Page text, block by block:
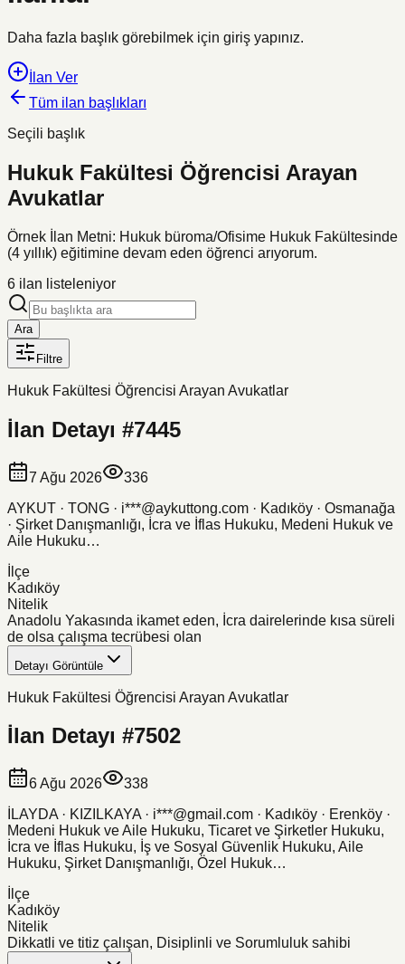
Daha fazla başlık görebilmek için giriş yapınız.
İlan Ver
Tüm ilan başlıkları
Seçili başlık
Hukuk Fakültesi Öğrencisi Arayan
Avukatlar
Örnek İlan Metni: Hukuk büroma/Ofisime Hukuk Fakültesinde
(4 yıllık) eğitimine devam eden öğrenci arıyorum.
6 ilan listeleniyor
Ara
Filtre
Hukuk Fakültesi Öğrencisi Arayan Avukatlar
İlan Detayı #7445
7 Ağu 2026
336
AYKUT · TONG · i***@aykuttong.com · Kadıköy · Osmanağa
· Şirket Danışmanlığı, İcra ve İflas Hukuku, Medeni Hukuk ve
Aile Hukuku…
İlçe
Kadıköy
Nitelik
Anadolu Yakasında ikamet eden, İcra dairelerinde kısa süreli
de olsa çalışma tecrübesi olan
Detayı Görüntüle
Hukuk Fakültesi Öğrencisi Arayan Avukatlar
İlan Detayı #7502
6 Ağu 2026
338
İLAYDA · KIZILKAYA · i***@gmail.com · Kadıköy · Erenköy ·
Medeni Hukuk ve Aile Hukuku, Ticaret ve Şirketler Hukuku,
İcra ve İflas Hukuku, İş ve Sosyal Güvenlik Hukuku, Aile
Hukuku, Şirket Danışmanlığı, Özel Hukuk…
İlçe
Kadıköy
Nitelik
Dikkatli ve titiz çalışan, Disiplinli ve Sorumluluk sahibi